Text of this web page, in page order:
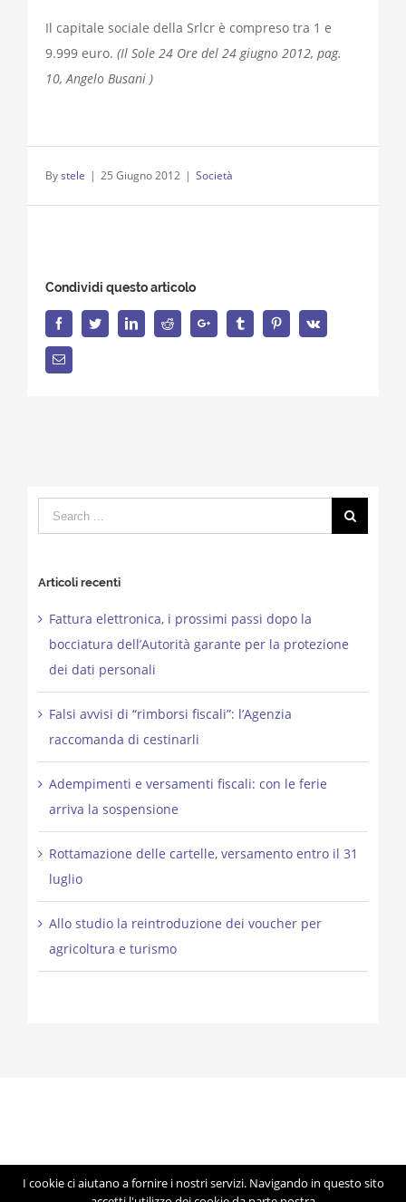
Il capitale sociale della Srlcr è compreso tra 1 e
9.999 euro. (Il Sole 24 Ore del 24 giugno 2012, pag.
10, Angelo Busani )
Bystele | 25 Giugno 2012 | Società
Condividi questo articolo
FacebookTwitterLinkedInReddit Google+ Tumblr PinterestVk
Email
Search
for:
Articoli recenti
Fattura elettronica, i prossimi passi dopo la
bocciatura dell’Autorità garante per la protezione
dei dati personali
Falsi avvisi di “rimborsi fiscali”: l’Agenzia
raccomanda di cestinarli
Adempimenti e versamenti fiscali: con le ferie
arriva la sospensione
Rottamazione delle cartelle, versamento entro il 31
luglio
Allo studio la reintroduzione dei voucher per
agricoltura e turismo
© Copyright 2012 -2026 | Studio Lorigiola | STELE | P.IVA
I cookie ci aiutano a fornire i nostri servizi. Navigando in questo sito